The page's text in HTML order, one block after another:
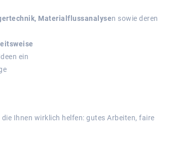
Materialflussanalysen sowie deren
ein
die Ihnen wirklich helfen: gutes Arbeiten, faire